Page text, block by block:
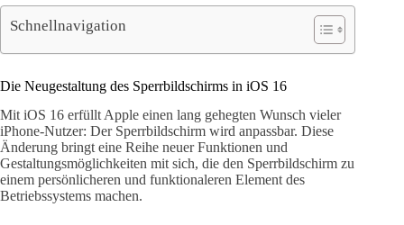
Schnellnavigation
Die Neugestaltung des Sperrbildschirms in iOS 16
Mit iOS 16 erfüllt Apple einen lang gehegten Wunsch vieler
iPhone-Nutzer: Der Sperrbildschirm wird anpassbar. Diese
Änderung bringt eine Reihe neuer Funktionen und
Gestaltungsmöglichkeiten mit sich, die den Sperrbildschirm zu
einem persönlicheren und funktionaleren Element des
Betriebssystems machen.